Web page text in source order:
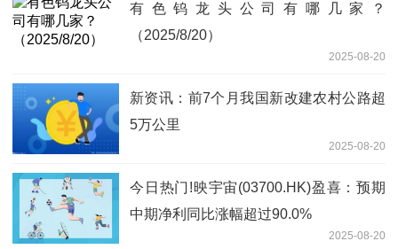
有色钨龙头公司有哪几家？
（2025/8/20）
2025-08-20
新资讯：前7个月我国新改建农村公路超
5万公里
2025-08-20
今日热门!映宇宙(03700.HK)盈喜：预期
中期净利同比涨幅超过90.0%
2025-08-20